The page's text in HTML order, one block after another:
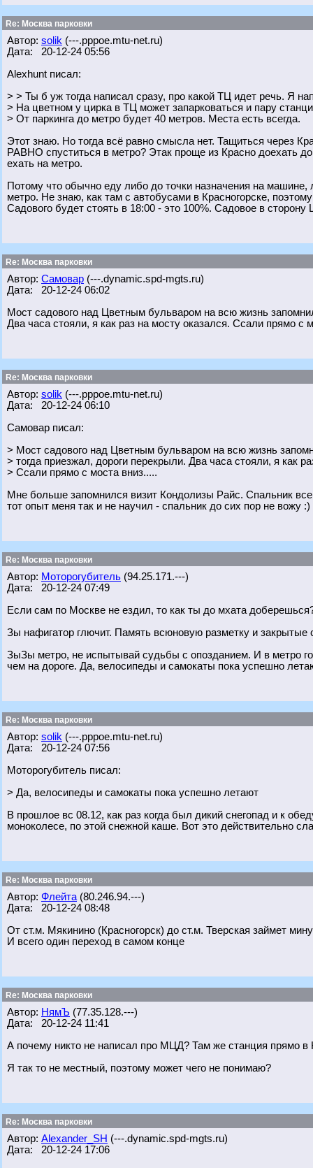
Re: Москва парковки
Автор: solik (---.pppoe.mtu-net.ru)
Дата: 20-12-24 05:56
Alexhunt писал:
> > Ты б уж тогда написал сразу, про какой ТЦ идет речь. Я
> На цветном у цирка в ТЦ может запарковаться и пару
> От паркинга до метро будет 40 метров. Места есть всегда.
Этот знаю. Но тогда всё равно смысла нет. Тащиться через
РАВНО спуститься в метро? Этак проще из Красно доехать
ехать на метро.
Потому что обычно еду либо до точки назначения на
метро. Не знаю, как там с автобусами в Красногорске,
Садового будет стоять в 18:00 - это 100%. Садовое в сторону
Re: Москва парковки
Автор: Самовар (---.dynamic.spd-mgts.ru)
Дата: 20-12-24 06:02
Мост садового над Цветным бульваром на всю жизнь
Два часа стояли, я как раз на мосту оказался. Ссали прямо с
Re: Москва парковки
Автор: solik (---.pppoe.mtu-net.ru)
Дата: 20-12-24 06:10
Самовар писал:
> Мост садового над Цветным бульваром на всю жизнь
> тогда приезжал, дороги перекрыли. Два часа стояли, я как
> Ссали прямо с моста вниз.....
Мне больше запомнился визит Кондолизы Райс. Спальник
тот опыт меня так и не научил - спальник до сих пор не вожу :)
Re: Москва парковки
Автор: Моторогубитель (94.25.171.---)
Дата: 20-12-24 07:49
Если сам по Москве не ездил, то как ты до мхата
Зы нафигатор глючит. Память всюновую разметку и
ЗыЗы метро, не испытывай судьбы с опозданием. И в метро
чем на дороге. Да, велосипеды и самокаты пока успешно
Re: Москва парковки
Автор: solik (---.pppoe.mtu-net.ru)
Дата: 20-12-24 07:56
Моторогубитель писал:
> Да, велосипеды и самокаты пока успешно летают
В прошлое вс 08.12, как раз когда был дикий снегопад и к
моноколесе, по этой снежной каше. Вот это действительно
Re: Москва парковки
Автор: Флейта (80.246.94.---)
Дата: 20-12-24 08:48
От ст.м. Мякинино (Красногорск) до ст.м. Тверская займет
И всего один переход в самом конце
Re: Москва парковки
Автор: НямЪ (77.35.128.---)
Дата: 20-12-24 11:41
А почему никто не написал про МЦД? Там же станция прямо в
Я так то не местный, поэтому может чего не понимаю?
Re: Москва парковки
Автор: Alexander_SH (---.dynamic.spd-mgts.ru)
Дата: 20-12-24 17:06